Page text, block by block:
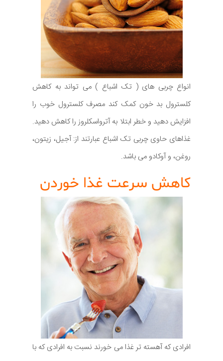
انواع چربی های ( تک اشباع ) می تواند به کاهش
کلسترول بد خون کمک کند مصرف کلسترول خوب را
افزایش دهید و خطر ابتلا به آترواسکلروز را کاهش دهید.
غذاهای حاوی چربی تک اشباع عبارتند از: آجیل، زیتون،
روغن، و آوکادو می باشد.
کاهش سرعت غذا خوردن
افرادی که آهسته تر غذا می خورند نسبت به افرادی که با